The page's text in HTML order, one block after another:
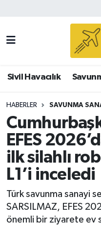
Sivil Havacılık
HABERLER SAVUNMA
EFES
ilk silahlı
L1’i inceledi
Türk savunma sanayi
SARSILMAZ, EFES
önemli bir ziyarete ev